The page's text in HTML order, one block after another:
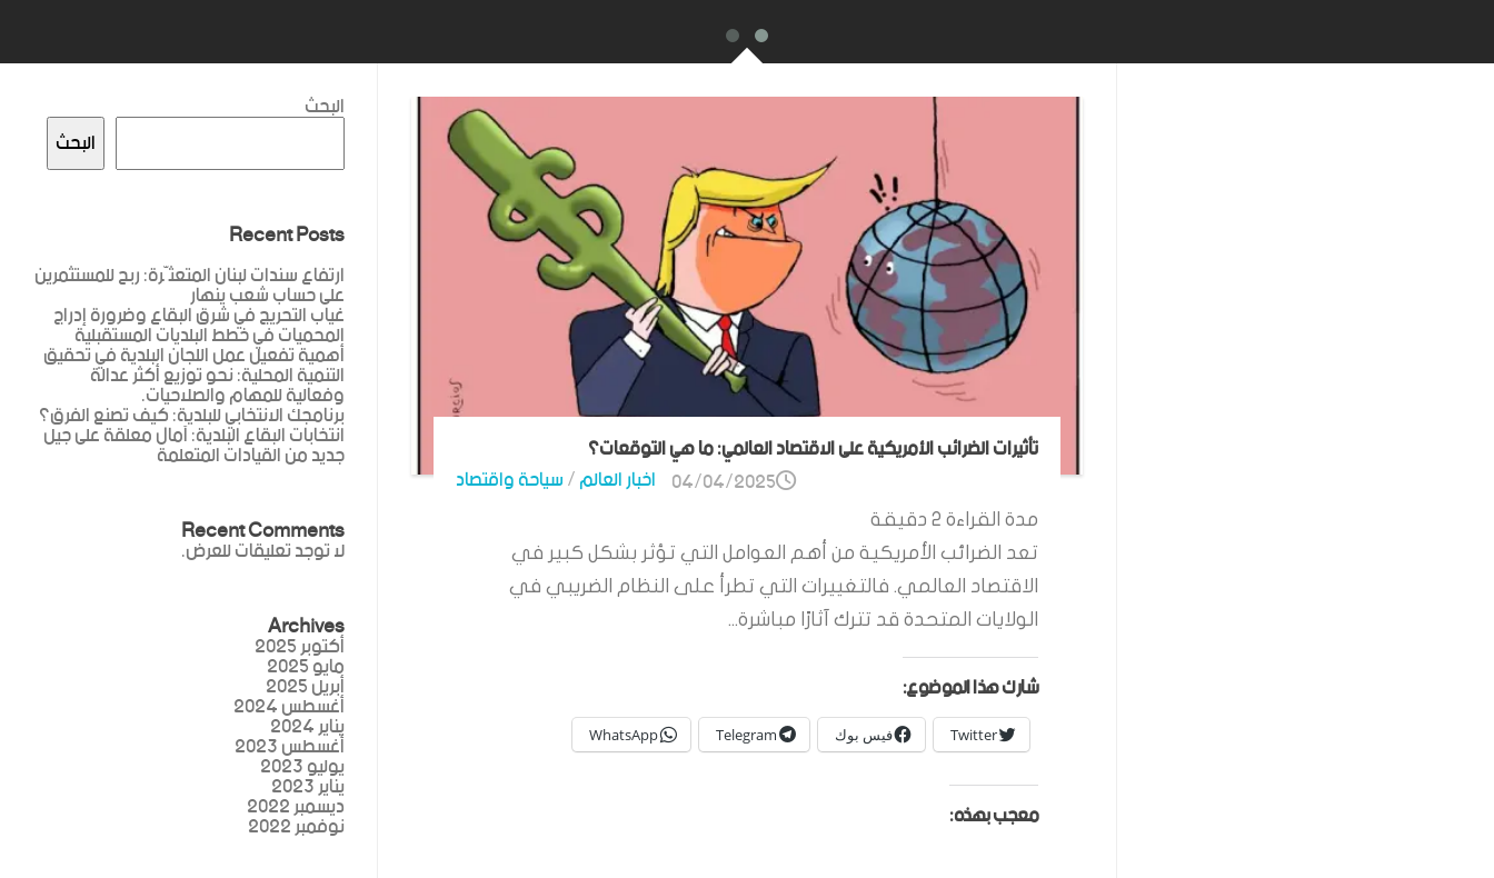
تأثيرات الضرائب الأمريكية على الاقتصاد العالمي: ما هي التوقعات؟
اخبار العالم/سياحة واقتصاد 04/04/2025
مدة القراءة 2 دقيقة
تعد الضرائب الأمريكية من أهم العوامل التي تؤثر بشكل كبير في
الاقتصاد العالمي. فالتغييرات التي تطرأ على النظام الضريبي في
الولايات المتحدة قد تترك آثارًا مباشرة...
شارك هذا الموضوع:
Twitter فيس بوك Telegram
WhatsApp
معجب بهذه:
البحث
البحث
Recent Posts
ارتفاع سندات لبنان المتعثّرة: ربح للمستثمرين
على حساب شعب ينهار
غياب التحريج في شرق البقاع وضرورة إدراج
المحميات في خطط البلديات المستقبلية
أهمية تفعيل عمل اللجان البلدية في تحقيق
التنمية المحلية: نحو توزيع أكثر عدالة
وفعالية للمهام والصلاحيات.
برنامجك الانتخابي للبلدية: كيف تصنع الفرق؟
انتخابات البقاع البلدية: آمال معلقة على جيل
جديد من القيادات المتعلمة
Recent Comments
لا توجد تعليقات للعرض.
Archives
أكتوبر 2025
مايو 2025
أبريل 2025
أغسطس 2024
يناير 2024
أغسطس 2023
يوليو 2023
يناير 2023
ديسمبر 2022
نوفمبر 2022